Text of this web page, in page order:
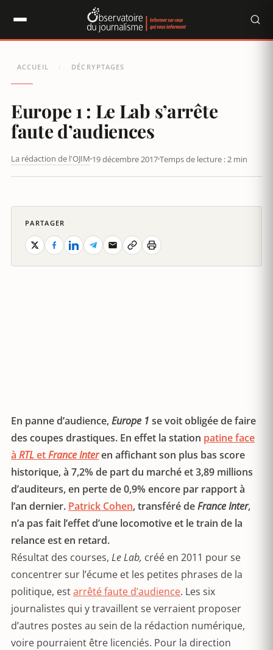
ACCUEIL / DÉCRYPTAGES
Europe 1 : Le Lab s’arrête
faute d’audiences
La rédaction de l'OJIM 19 décembre 2017Temps de lecture : 2 min
En panne d’audience,Europe 1 se voit obligée de faire
des coupes drastiques. En effet la station patine face
à RTLetFrance Interen affichant son plus bas score
historique, à 7,2% de part du marché et 3,89 millions
d’auditeurs, en perte de 0,9% encore par rapport à
l’an dernier. Patrick Cohen, transféré deFrance Inter,
n’a pas fait l’effet d’une locomotive et le train de la
relance est en retard.
Résultat des courses, Le Lab, créé en 2011 pour se
concentrer sur l’écume et les petites phrases de la
politique, estarrêté faute d’audience. Les six
journalistes qui y travaillent se verraient proposer
d’autres postes au sein de la rédaction numérique,
voire pourraient être licenciés. Pour la direction
PARTAGER
Panneau de gestion des cookies